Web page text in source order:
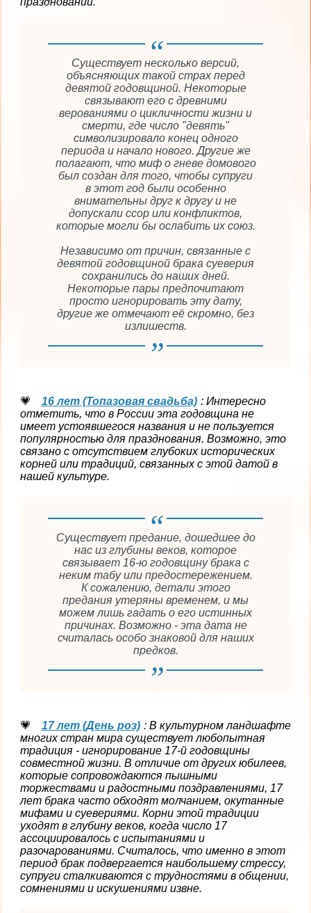
Существует несколько версий,
объясняющих такой страх перед
девятой годовщиной. Некоторые
связывают его с древними
верованиями о цикличности жизни и
смерти, где число "девять"
символизировало конец одного
периода и начало нового. Другие же
полагают, что миф о гневе домового
был создан для того, чтобы супруги
в этот год были особенно
внимательны друг к другу и не
допускали ссор или конфликтов,
которые могли бы ослабить их союз.
Независимо от причин, связанные с
девятой годовщиной брака суеверия
сохранились до наших дней.
Некоторые пары предпочитают
просто игнорировать эту дату,
другие же отмечают её скромно, без
излишеств.
16 лет (Топазовая свадьба) : Интересно
отметить, что в России эта годовщина не
имеет устоявшегося названия и не пользуется
популярностью для празднования. Возможно, это
связано с отсутствием глубоких исторических
корней или традиций, связанных с этой датой в
нашей культуре.
Существует предание, дошедшее до
нас из глубины веков, которое
связывает 16-ю годовщину брака с
неким табу или предостережением.
К сожалению, детали этого
предания утеряны временем, и мы
можем лишь гадать о его истинных
причинах. Возможно - эта дата не
считалась особо знаковой для наших
предков.
17 лет (День роз) : В культурном ландшафте
многих стран мира существует любопытная
традиция - игнорирование 17-й годовщины
совместной жизни. В отличие от других юбилеев,
которые сопровождаются пышными
торжествами и радостными поздравлениями, 17
лет брака часто обходят молчанием, окутанные
мифами и суевериями. Корни этой традиции
уходят в глубину веков, когда число 17
ассоциировалось с испытаниями и
разочарованиями. Считалось, что именно в этот
период брак подвергается наибольшему стрессу,
супруги сталкиваются с трудностями в общении,
сомнениями и искушениями извне.